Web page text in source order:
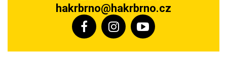
hakrbrno@hakrbrno.cz